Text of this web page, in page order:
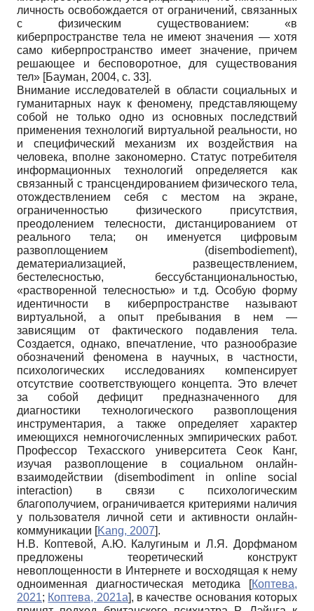
личность освобождается от ограничений, связанных
с физическим существованием: «в
киберпространстве тела не имеют значения — хотя
само киберпространство имеет значение, причем
решающее и бесповоротное, для существования
тел» [Бауман, 2004, с. 33].
Внимание исследователей в области социальных и
гуманитарных наук к феномену, представляющему
собой не только одно из основных последствий
применения технологий виртуальной реальности, но
и специфический механизм их воздействия на
человека, вполне закономерно. Статус потребителя
информационных технологий определяется как
связанный с трансцендированием физического тела,
отождествлением себя с местом на экране,
ограниченностью физического присутствия,
преодолением телесности, дистанцированием от
реального тела; он именуется цифровым
развоплощением (disembodiement),
дематериализацией, развеществлением,
бестелесностью, бессубстанциональностью,
«растворенной телесностью» и т.д. Особую форму
идентичности в киберпространстве называют
виртуальной, а опыт пребывания в нем —
зависящим от фактического подавления тела.
Создается, однако, впечатление, что разнообразие
обозначений феномена в научных, в частности,
психологических исследованиях компенсирует
отсутствие соответствующего концепта. Это влечет
за собой дефицит предназначенного для
диагностики технологического развоплощения
инструментария, а также определяет характер
имеющихся немногочисленных эмпирических работ.
Профессор Техасского университета Сеок Канг,
изучая развоплощение в социальном онлайн-
взаимодействии (disembodiment in online social
interaction) в связи с психологическим
благополучием, ограничивается критериями наличия
у пользователя личной сети и активности онлайн-
коммуникации [Kang, 2007].
Н.В. Коптевой, А.Ю. Калугиным и Л.Я. Дорфманом
предложены теоретический конструкт
невоплощенности в Интернете и восходящая к нему
одноименная диагностическая методика
[Коптева,
2021; Коптева, 2021а], в качестве основания которых